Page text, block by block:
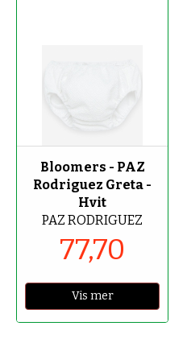
Bloomers - PAZ
Rodriguez Greta -
Hvit
PAZ RODRIGUEZ
77,70
Vis mer